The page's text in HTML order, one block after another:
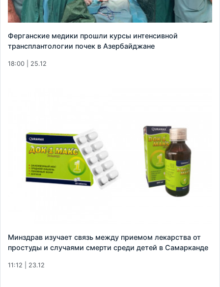
Ферганские медики прошли курсы интенсивной
трансплантологии почек в Азербайджане
18:00 | 25.12
Минздрав изучает связь между приемом лекарства от
простуды и случаями смерти среди детей в Самарканде
11:12 | 23.12